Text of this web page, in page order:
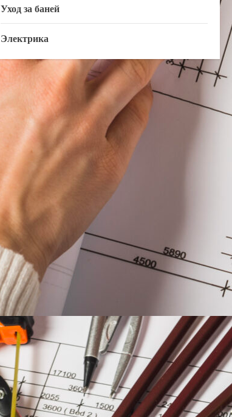
Уход за баней
Электрика